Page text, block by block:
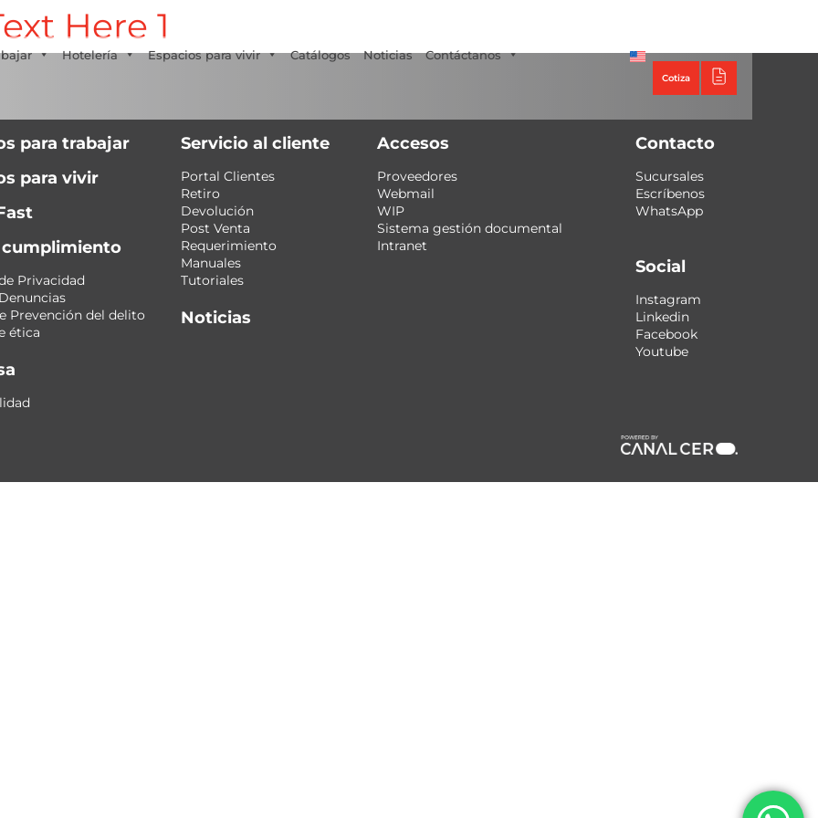
+56 2 27905000 +56 9 3469 5135
Hotelería Espacios para vivir Catálogos Noticias Contáctanos
Cotiza
Here 1
para trabajar
para vivir
cumplimiento
Privacidad
Prevención del delito
ética
Servicio al cliente
Portal Clientes
Retiro
Devolución
Post Venta
Requerimiento
Manuales
Tutoriales
Noticias
Accesos
Proveedores
Webmail
WIP
Sistema gestión documental
Intranet
Contacto
Sucursales
Escríbenos
WhatsApp
Social
Instagram
Linkedin
Facebook
Youtube